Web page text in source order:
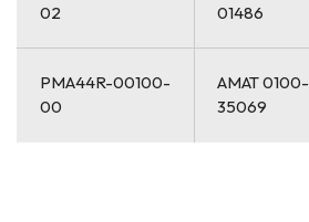
02
01486
PMA44R-00100-
00
AMAT 0100-
35069